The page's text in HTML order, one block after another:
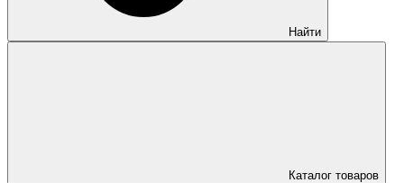
Найти
Каталог товаров